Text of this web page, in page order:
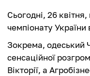
Сьогодні, 26
чемпіонату України
Зокрема, одеський
сенсаційної
Вікторії, а